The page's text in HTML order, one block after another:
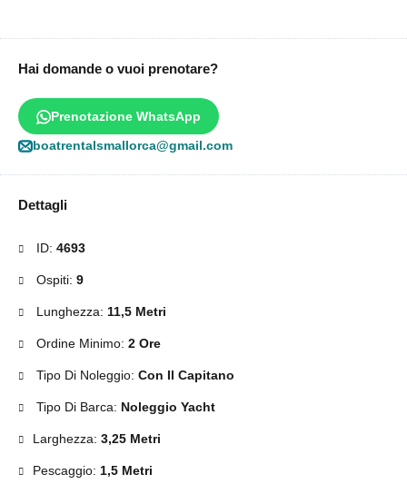
Hai domande o vuoi prenotare?
Prenotazione WhatsApp
boatrentalsmallorca@gmail.com
Dettagli
ID: 4693
Ospiti: 9
Lunghezza: 11,5 Metri
Ordine Minimo: 2 Ore
Tipo Di Noleggio: Con Il Capitano
Tipo Di Barca: Noleggio Yacht
Larghezza: 3,25 Metri
Pescaggio: 1,5 Metri